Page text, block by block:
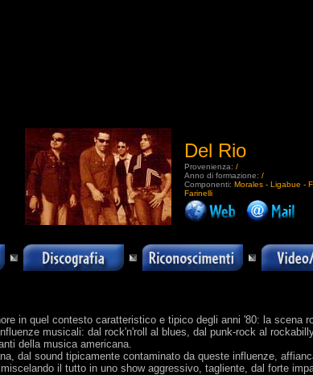
Del Rio
Provenienza: /
Anno di formazione: /
Componenti: Morales - Ligabue -
Farinelli
.
in quel contesto caratteristico e tipico degli anni '80: la scena
musicali: dal rock'n'roll al blues, dal punk-rock al
della musica americana.
dal sound tipicamente contaminato da queste influenze,
il tutto in uno show aggressivo, tagliente, dal forte